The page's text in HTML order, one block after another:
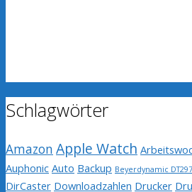
Schlagwörter
Amazon Apple Watch
Auphonic Auto Backup Beyerdynamic DT297
DirCaster Downloadzahlen Drucker